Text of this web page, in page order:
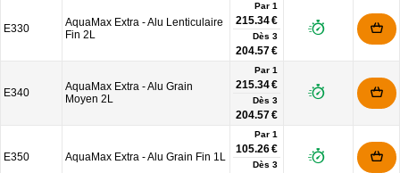
E330
AquaMax Extra - Alu Lenticulaire
Fin 2L
Par 1
215.34 €
Dès 3
204.57 €
E340
AquaMax Extra - Alu Grain
Moyen 2L
Par 1
215.34 €
Dès 3
204.57 €
E350 AquaMax Extra - Alu Grain Fin 1L
Par 1
105.26 €
Dès 3